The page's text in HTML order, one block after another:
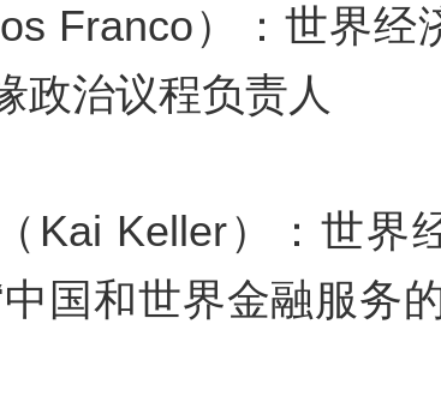
Franco）：世界经
政治议程负责人
Kai Keller）：世界
国和世界金融服务